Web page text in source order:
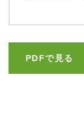
かだいびと
PDFで見る